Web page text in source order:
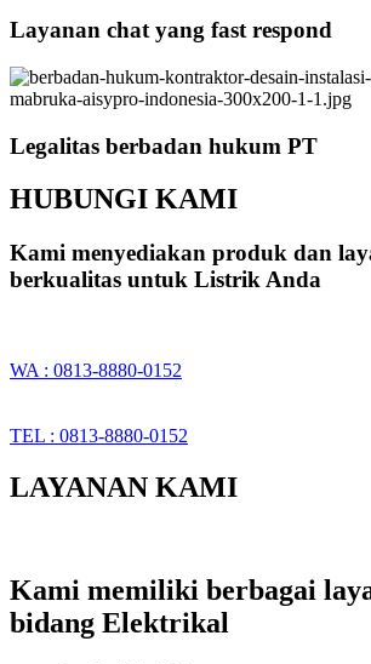
Layanan chat yang fast respond
Legalitas berbadan hukum PT
HUBUNGI KAMI
Kami menyediakan produk dan
berkualitas untuk Listrik Anda
WA : 0813-8880-0152
TEL : 0813-8880-0152
LAYANAN KAMI
Kami memiliki berbagai
bidang Elektrikal